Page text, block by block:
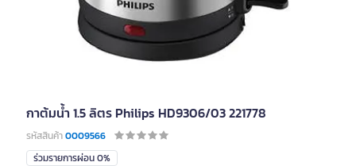
กาต้มน้ำ 1.5 ลิตร Philips HD9306/03 221778
รหัสสินค้า0009566
ร่วมรายการผ่อน 0%